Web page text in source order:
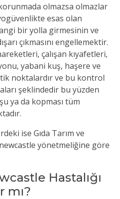
olmazsa olmazlar
esas olan
bir yolla girmesinin ve
çıkmasını engellemektir.
çalışan kıyafetleri,
yabani kuş, haşere ve
noktalardır ve bu kontrol
şeklindedir bu yüzden
ya da kopması tüm
ise Gıda Tarım ve
newcastle yönetmeliğine göre
Hastalığı
mı?